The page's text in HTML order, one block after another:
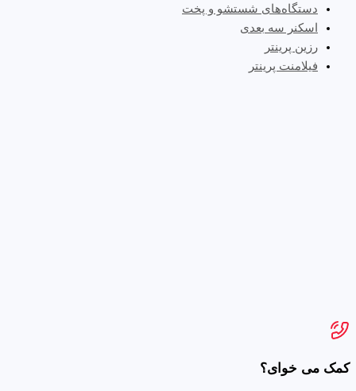
دستگاه‌های شستشو و پخت
اسکنر سه بعدی
رزین پرینتر
فیلامنت پرینتر
کمک می خوای؟